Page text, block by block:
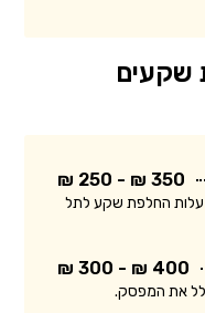
שקעים
350 ₪ - 250 ₪
עלות החלפת שקע לתל
400 ₪ - 300 ₪
את המפסק.